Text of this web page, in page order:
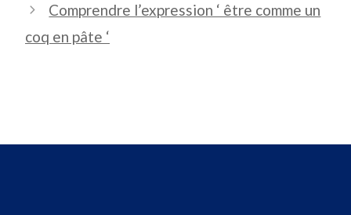
Comprendre l’expression ‘ être comme un
coq en pâte ‘